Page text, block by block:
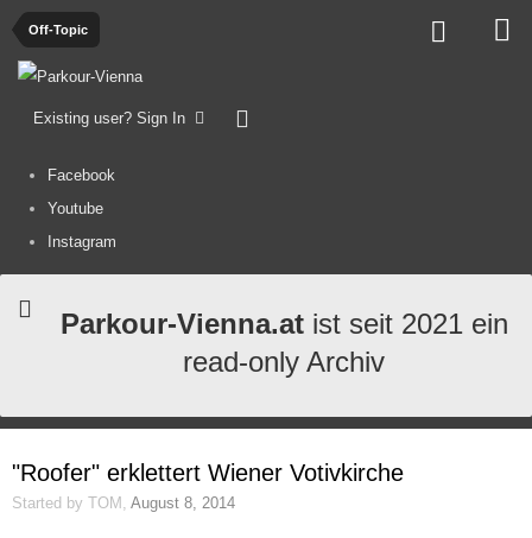
Off-Topic
Existing user? Sign In
Facebook
Youtube
Instagram
Parkour-Vienna.atist seit 2021 ein
read-only Archiv
"Roofer" erklettert Wiener Votivkirche
Started by TOM August 8, 2014